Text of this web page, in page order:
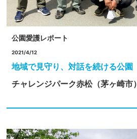
公園愛護レポート
2021/4/12
地域で見守り、対話を続ける公園
チャレンジパーク赤松（茅ヶ崎市）